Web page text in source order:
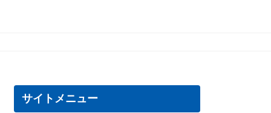
サイトメニュー